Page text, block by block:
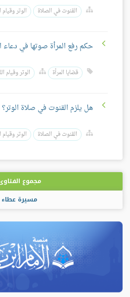
القنوت في الصلاة الوتر وقيام
حكم رفع المرأة صوتها في دعاء
قضايا المرأة الوتر وقيام
هل يلزم القنوت في صلاة الوتر؟
القنوت في الصلاة الوتر وقيام
مجموع
مسيرة عطاء